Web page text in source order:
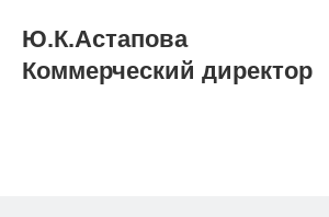
Ю.К.Астапова
Коммерческий директор